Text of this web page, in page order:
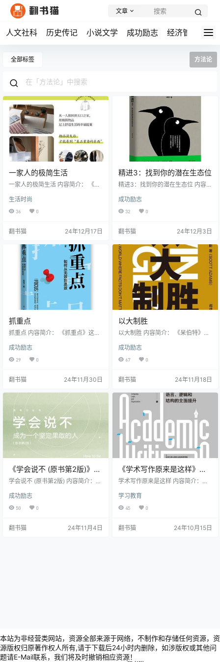
人文社科 历史传记 小说文学 成功励志 经济管理 学
文章
全部标签 方法论
一家人的极简生活
一家人的极简生活 内容简介： 《一
活指导图书,通过21位Instagram极简
生活博主的真实经历,全面展示了极
庭背景,特别是在几代人同居的家庭
系的经验尤为宝贵。书中详细介绍
了他们在空间规划、衣柜收纳等日
常生活方面的具体做法。 这本书不
仅关注物品整理,更深入探讨了适量
原则和消费…
生活时尚
36 0
翻书猫 24年12月17日
精进3：找到你的潜在生态位
精进3：找到你的潜在生态位 内容简
人都面临着专注力不足、工作倦
怠、职业迷茫等困扰。《精进3：找
学而实用的解决方案。 作者采铜基
多领域知识，结合大量人文学科经
典论述，从八个维度构建了精进3.0
版的自我进化体系。这包括专注力
优化、认知负荷调整、内在动机激
发等具体方法，以及6条科学学…
成功励志
32 0
翻书猫 24年12月3日
抓重点
抓重点 内容简介： 《抓重点》这本
盾,是高效解决问题的关键所在。无
论是工作还是生活,懂得抓重点的能
力都能让我们事半功倍。 本书最大
作性的实用方法。从经典的二八法
系。这些工具不是空泛的理论,而是
可以立即付诸实践的具体方法。 通
过系统学习和运用这些…
成功励志
29 0
翻书猫 24年11月30日
以大制胜
以大制胜 内容简介： 《呆伯特》漫
制胜》中，首次系统地阐述了他独
特的三层次说服力理论：商业级、
科学级和武器级。他指出，真正的
于如何抢在竞争对手之前影响目标
代表着最高水准，是少数精英如美
国总统和乔布斯等人才能达到的境
界。这种级别的说服力涉及非理性
因素的运用、视觉想象力的调动、
精准的标签…
成功励志
67 0
翻书猫 24年11月18日
《学会说不 (原书第2版)》丨
苏·哈德菲尔德丨告别讨好型
信之人
学会说不 (原书第2版) 内容简介：
礼的服务、伴侣不愿分担家务，或
是被安排超出职责范围的工作时，
很多人会选择沉默忍让。然而，
何需要拒绝的情况下，我们都可以
成功励志
50 0
翻书猫 24年11月4日
《学术写作原来是这样》丨
易莉丨英文学术写作指南
学术写作原来是这样 内容简介：
北京大学研究员易莉编写的英文学
术写作指南，特别针对中国学者和
学生在英文学术写作中遇到的挑
关学科（如语言学、社会学等）的
学习教育
45 0
翻书猫 24年10月15日
本站为非经营类网站，资源全部来源于网络，不制作和存储任何资源，资
源版权归原著作权人所有,请于下载后24小时内删除，如涉版权或其他问
题请E-Mail联系，我们将及时撤销相应资源！